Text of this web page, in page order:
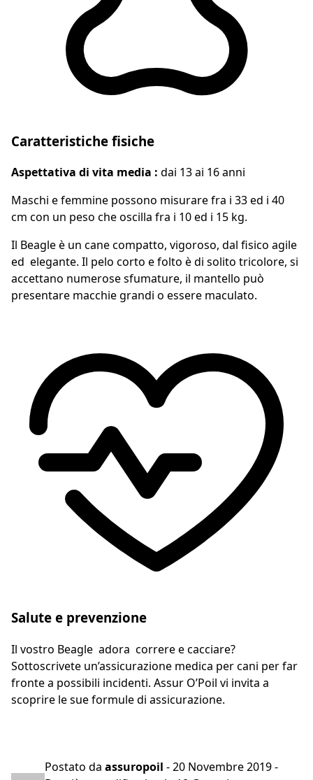
Caratteristiche fisiche
Aspettativa di vita media : dai 13 ai 16 anni
Maschi e femmine possono misurare fra i 33 ed i 40
cm con un peso che oscilla fra i 10 ed i 15 kg.
Il Beagle è un cane compatto, vigoroso, dal fisico agile
ed elegante. Il pelo corto e folto è di solito tricolore, si
accettano numerose sfumature, il mantello può
presentare macchie grandi o essere maculato.
Salute e prevenzione
Il vostro Beagle adora correre e cacciare?
Sottoscrivete un’assicurazione medica per cani per far
fronte a possibili incidenti. Assur O’Poil vi invita a
scoprire le sue formule di assicurazione.
Postato da assuropoil -20 Novembre 2019-